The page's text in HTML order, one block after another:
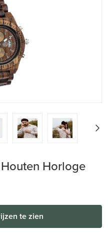
Horloge
te zien